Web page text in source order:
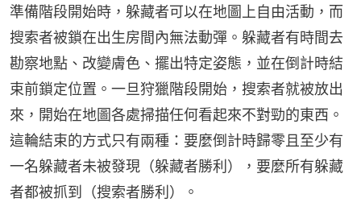
準備階段開始時，躲藏者可以在地圖上自由活動，而
搜索者被鎖在出生房間內無法動彈。躲藏者有時間去
勘察地點、改變膚色、擺出特定姿態，並在倒計時結
束前鎖定位置。一旦狩獵階段開始，搜索者就被放出
來，開始在地圖各處掃描任何看起來不對勁的東西。
這輪結束的方式只有兩種：要麼倒計時歸零且至少有
一名躲藏者未被發現（躲藏者勝利），要麼所有躲藏
者都被抓到（搜索者勝利）。